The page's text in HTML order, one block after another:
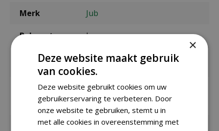
Merk Jub
Bolmaat I
Zaaien onder
glas / binnen
Maart
Zaaien /
planten
buiten
april t/m juni
Bloeitijd / juli t/m oktober
×
Deze website maakt gebruik
van cookies.
Deze website gebruikt cookies om uw
gebruikerservaring te verbeteren. Door
onze website te gebruiken, stemt u in
met alle cookies in overeenstemming met